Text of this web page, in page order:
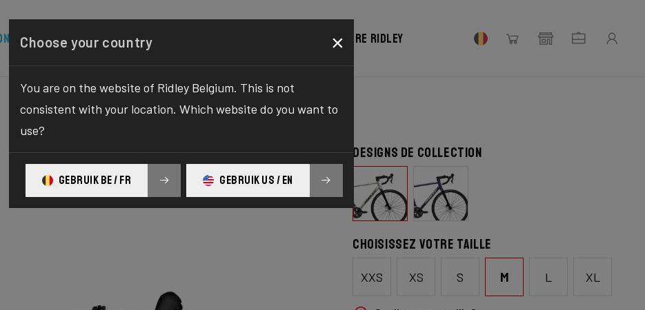
Boutique À propos Enregistrez votre Ridley
Designs de collection
Choisissez votre taille
XXS XS S M L XL
Choose your country ×
You are on the website of Ridley Belgium. This is not
consistent with your location. Which website do you want to
use?
GEBRUIK BE / FR GEBRUIK US / EN